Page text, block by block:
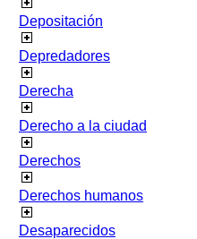
Depositación
Depredadores
Derecha
Derecho a la ciudad
Derechos
Derechos humanos
Desaparecidos